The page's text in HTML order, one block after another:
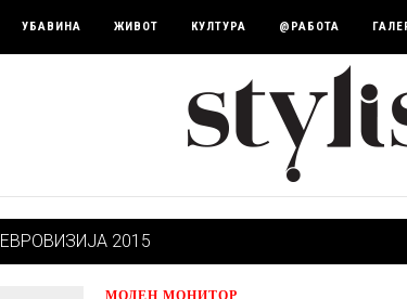
УБАВИНА ЖИВОТ КУЛТУРА @РАБОТА
ЕВРОВИЗИЈА 2015
МОДЕН МОНИТОР